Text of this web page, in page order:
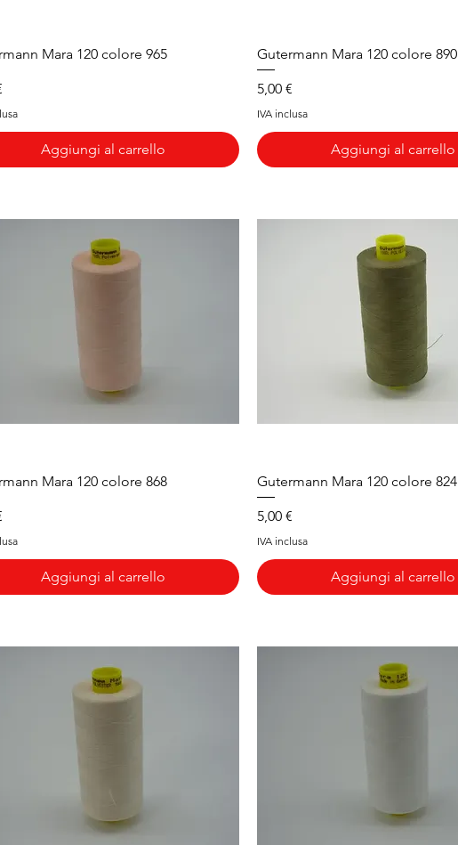
Vista rapida
Mara 120 colore 965
Aggiungi al carrello
Vista rapida
Gutermann Mara 120 colore 890
Prezzo
5,00 €
IVA inclusa
Aggiungi al carrello
Vista rapida
Mara 120 colore 868
Aggiungi al carrello
Vista rapida
Gutermann Mara 120 colore 824
Prezzo
5,00 €
IVA inclusa
Aggiungi al carrello